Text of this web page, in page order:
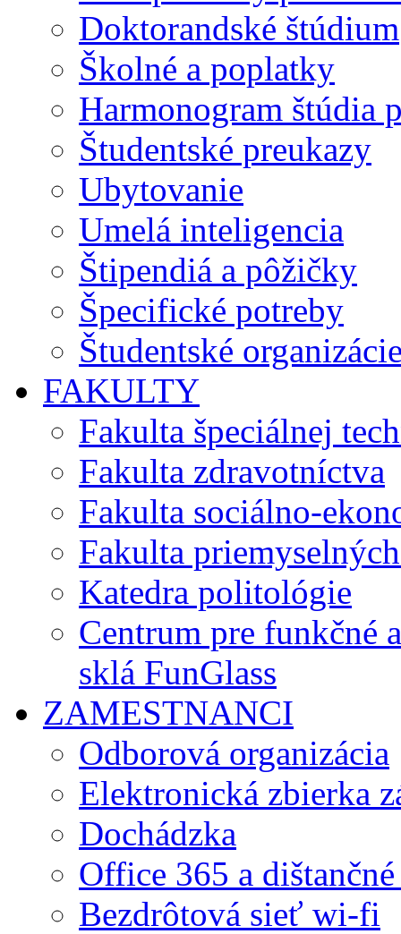
Doktorandské štúdium
Školné a poplatky
Harmonogram štúdia
Študentské preukazy
Ubytovanie
Umelá inteligencia
Štipendiá a pôžičky
Špecifické potreby
Študentské
FAKULTY
Fakulta špeciálnej
Fakulta zdravotníctva
Fakulta sociálno-
Fakulta
Katedra politológie
Centrum pre funkčné
sklá FunGlass
ZAMESTNANCI
Odborová organizácia
Elektronická zbierka
Dochádzka
Office 365 a
Bezdrôtová sieť wi-fi